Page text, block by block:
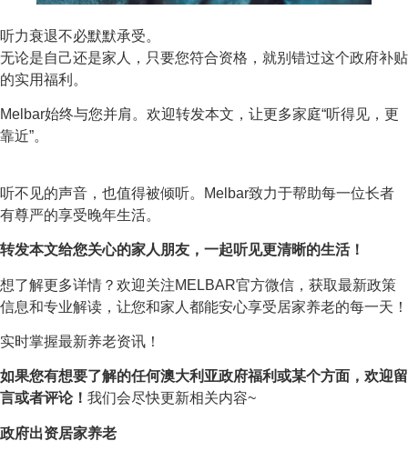
听力衰退不必默默承受。
无论是自己还是家人，只要您符合资格，就别错过这个政府补贴
的实用福利。
Melbar始终与您并肩。欢迎转发本文，让更多家庭“听得见，更
靠近”。
听不见的声音，也值得被倾听。Melbar致力于帮助每一位长者
有尊严的享受晚年生活。
转发本文给您关心的家人朋友，一起听见更清晰的生活！
想了解更多详情？欢迎关注MELBAR官方微信，获取最新政策
信息和专业解读，让您和家人都能安心享受居家养老的每一天！
实时掌握最新养老资讯！
如果您有想要了解的任何澳大利亚政府福利或某个方面，欢迎留
言或者评论！ 我们会尽快更新相关内容~
政府出资居家养老